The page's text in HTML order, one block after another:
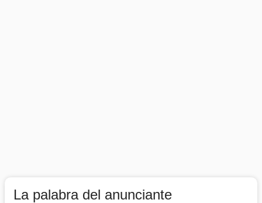
La palabra del anunciante